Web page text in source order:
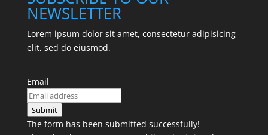
NEWSLETTER
Lorem ipsum dolor sit amet, consectetur adipisicing
elit, sed do eiusmod.
Email
Submit
The form has been submitted successfully!